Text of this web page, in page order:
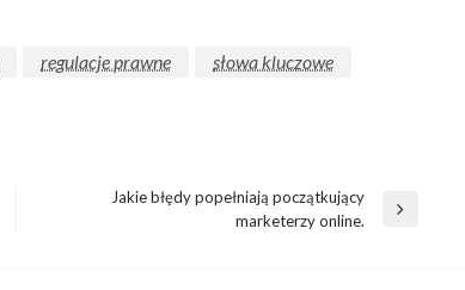
regulacje prawne słowa kluczowe
Jakie błędy popełniają początkujący
marketerzy online.